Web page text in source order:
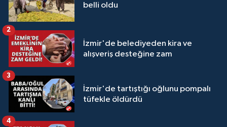
belli oldu
İzmir'de belediyeden kira ve
alışveriş desteğine zam
2
İzmir'de tartıştığı oğlunu pompalı
tüfekle öldürdü
3
4